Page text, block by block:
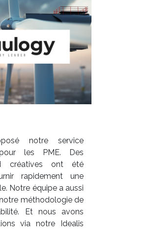
notre service
pour les PME. Des
créatives ont été
rapidement une
Notre équipe a aussi
méthodologie de
Et nous avons
via notre Idealis